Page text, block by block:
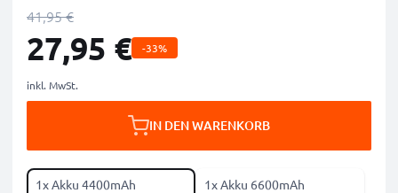
41,95 €
27,95 € -33%
inkl. MwSt.
IN DEN WARENKORB
1x Akku 4400mAh 1x Akku 6600mAh